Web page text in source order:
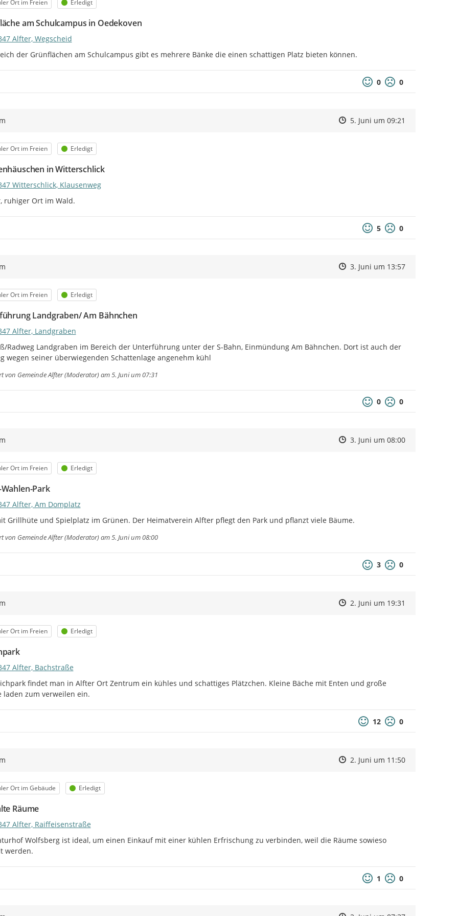
Ort im Freien Status
Erledigt
am Schulcampus in Oedekoven
Alfter, Wegscheid
der Grünflächen am Schulcampus gibt es mehrere Bänke die einen schattigen Platz bieten können.
0 0
Zeitpunkt des Erstellens
Zeitpunkt des Erstellens
5. Juni um 09:21
Ort im Freien Status
Erledigt
in Witterschlick
Witterschlick, Klausenweg
ruhiger Ort im Wald.
5 0
Zeitpunkt des Erstellens
Zeitpunkt des Erstellens
3. Juni um 13:57Zur Äußerung
Ort im Freien Status
Erledigt
Landgraben/ Am Bähnchen
Alfter, Landgraben
Radweg Landgraben im Bereich der Unterführung unter der S-Bahn, Einmündung Am Bähnchen. Dort ist auch der
wegen seiner überwiegenden Schattenlage angenehm kühl
von Gemeinde Alfter (Moderator)am 5. Juni um 07:31
0 0
Zeitpunkt des Erstellens
Zeitpunkt des Erstellens
3. Juni um 08:00Zur Äußerung
Ort im Freien Status
Erledigt
Wahlen-Park
Alfter, Am Domplatz
Grillhüte und Spielplatz im Grünen. Der Heimatverein Alfter pflegt den Park und pflanzt viele Bäume.
von Gemeinde Alfter (Moderator)am 5. Juni um 08:00
3 0
Zeitpunkt des Erstellens
Zeitpunkt des Erstellens
2. Juni um 19:31
Ort im Freien Status
Erledigt
Alfter, Bachstraße
findet man in Alfter Ort Zentrum ein kühles und schattiges Plätzchen. Kleine Bäche mit Enten und große
laden zum verweilen ein.
12 0
Zeitpunkt des Erstellens
Zeitpunkt des Erstellens
2. Juni um 11:50Zur Äußerung
Ort im Gebäude Status
Erledigt
Räume
Alfter, Raiffeisenstraße
Wolfsberg ist ideal, um einen Einkauf mit einer kühlen Erfrischung zu verbinden, weil die Räume sowieso
werden.
1 0